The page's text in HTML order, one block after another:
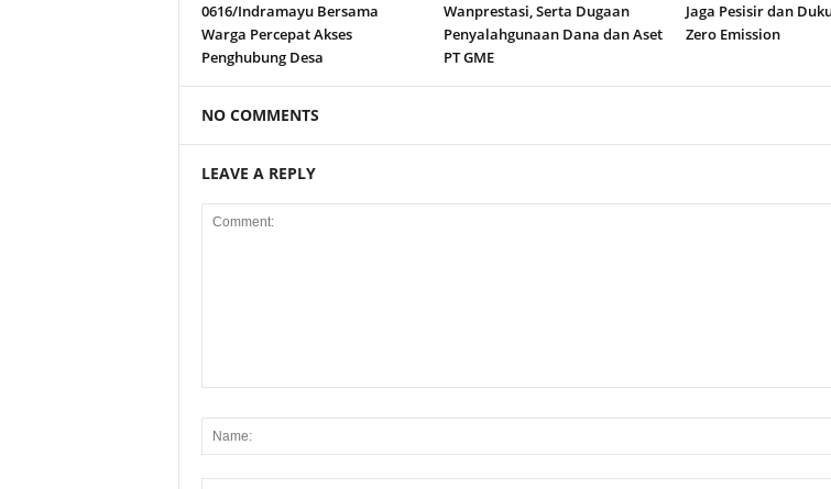
0616/Indramayu Bersama
Warga Percepat Akses
Penghubung Desa
Wanprestasi, Serta Dugaan
Penyalahgunaan Dana dan Aset
PT GME
Jaga Pesisir dan
Zero Emission
NO COMMENTS
LEAVE A REPLY